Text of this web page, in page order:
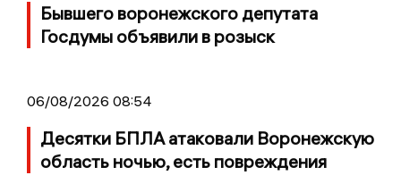
Бывшего воронежского депутата
Госдумы объявили в розыск
06/08/2026 08:54
Десятки БПЛА атаковали Воронежскую
область ночью, есть повреждения